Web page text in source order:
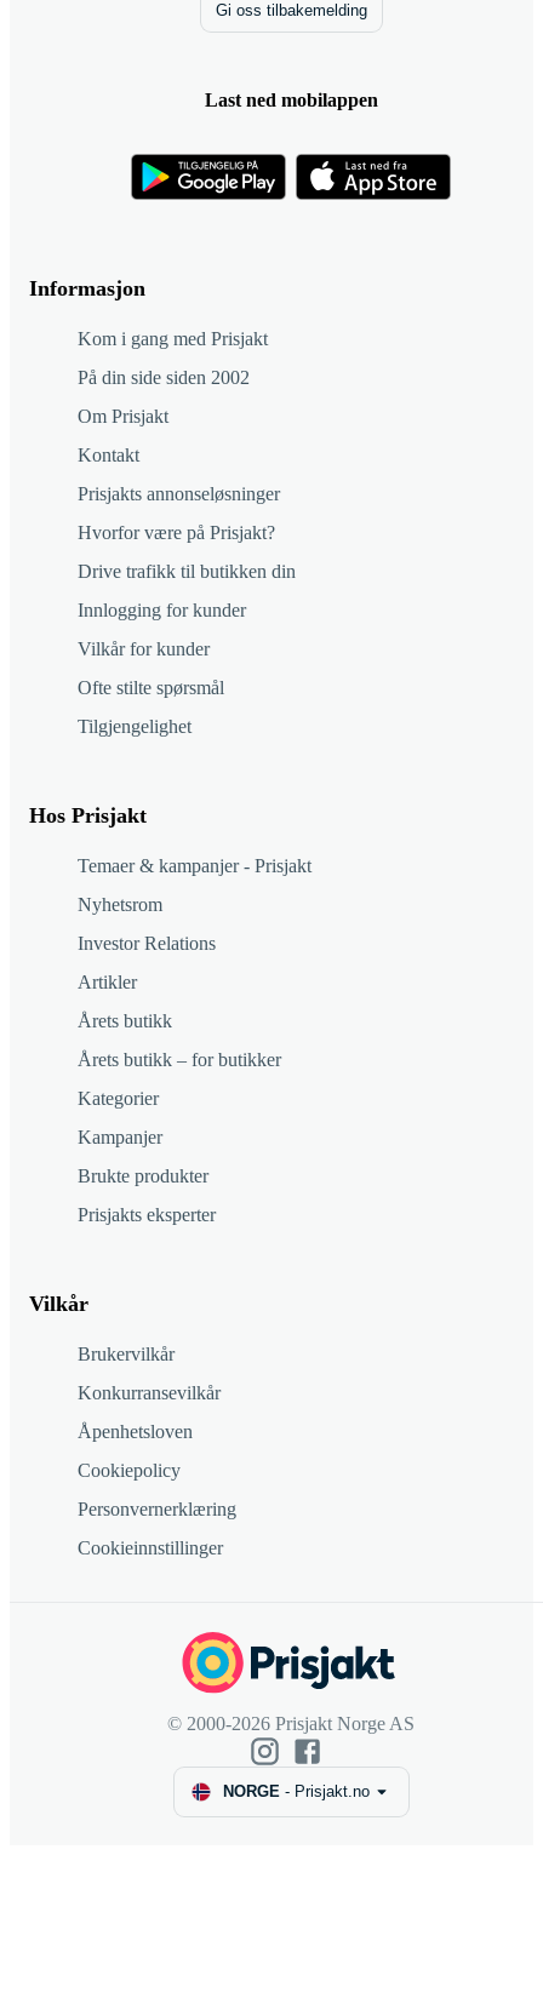
Informasjon
Kom i gang med Prisjakt
På din side siden 2002
Om Prisjakt
Kontakt
Prisjakts annonseløsninger
Hvorfor være på Prisjakt?
Drive trafikk til butikken din
Innlogging for kunder
Vilkår for kunder
Ofte stilte spørsmål
Tilgjengelighet
Hos Prisjakt
Temaer & kampanjer - Prisjakt
Nyhetsrom
Investor Relations
Artikler
Årets butikk
Årets butikk – for butikker
Kategorier
Kampanjer
Brukte produkter
Prisjakts eksperter
Vilkår
Brukervilkår
Konkurransevilkår
Åpenhetsloven
Cookiepolicy
Personvernerklæring
Cookieinnstillinger
Gi oss tilbakemelding
Last ned mobilappen
© 2000-2026 Prisjakt Norge AS
NORGE- Prisjakt.no